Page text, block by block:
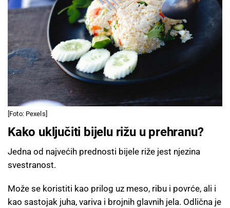
[Foto: Pexels]
Kako uključiti bijelu rižu u prehranu?
Jedna od najvećih prednosti bijele riže jest njezina
svestranost.
Može se koristiti kao prilog uz meso, ribu i povrće, ali i
kao sastojak juha, variva i brojnih glavnih jela. Odlična je